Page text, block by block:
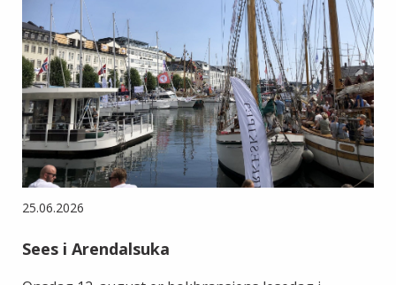
25.06.2026
Sees i Arendalsuka